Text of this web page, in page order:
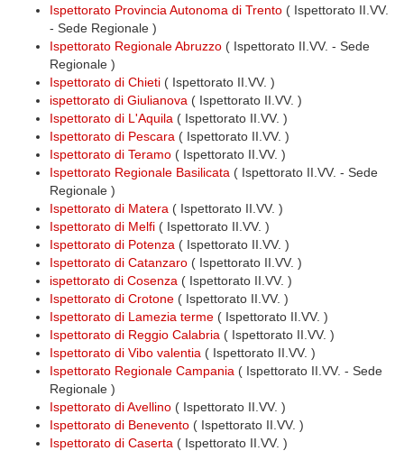
Ispettorato Provincia Autonoma di Trento ( Ispettorato II.VV.
- Sede Regionale )
Ispettorato Regionale Abruzzo ( Ispettorato II.VV. - Sede
Regionale )
Ispettorato di Chieti ( Ispettorato II.VV. )
ispettorato di Giulianova ( Ispettorato II.VV. )
Ispettorato di L'Aquila ( Ispettorato II.VV. )
Ispettorato di Pescara ( Ispettorato II.VV. )
Ispettorato di Teramo ( Ispettorato II.VV. )
Ispettorato Regionale Basilicata ( Ispettorato II.VV. - Sede
Regionale )
Ispettorato di Matera ( Ispettorato II.VV. )
Ispettorato di Melfi ( Ispettorato II.VV. )
Ispettorato di Potenza ( Ispettorato II.VV. )
Ispettorato di Catanzaro ( Ispettorato II.VV. )
ispettorato di Cosenza ( Ispettorato II.VV. )
Ispettorato di Crotone ( Ispettorato II.VV. )
Ispettorato di Lamezia terme ( Ispettorato II.VV. )
Ispettorato di Reggio Calabria ( Ispettorato II.VV. )
Ispettorato di Vibo valentia ( Ispettorato II.VV. )
Ispettorato Regionale Campania ( Ispettorato II.VV. - Sede
Regionale )
Ispettorato di Avellino ( Ispettorato II.VV. )
Ispettorato di Benevento ( Ispettorato II.VV. )
Ispettorato di Caserta ( Ispettorato II.VV. )